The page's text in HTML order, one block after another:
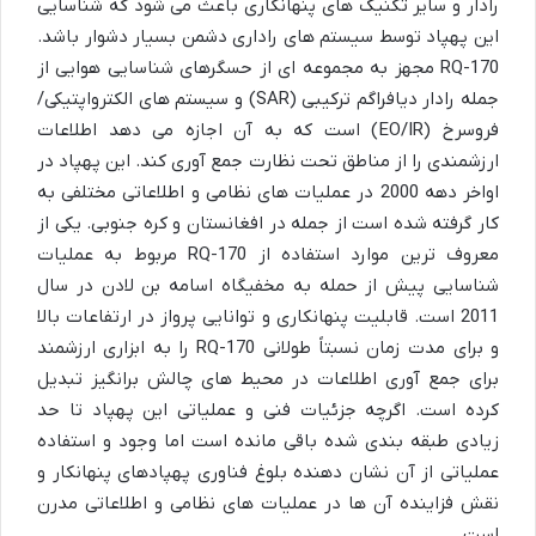
رادار و سایر تکنیک های پنهانکاری باعث می شود که شناسایی
این پهپاد توسط سیستم های راداری دشمن بسیار دشوار باشد.
RQ-170 مجهز به مجموعه ای از حسگرهای شناسایی هوایی از
جمله رادار دیافراگم ترکیبی (SAR) و سیستم های الکترواپتیکی/
فروسرخ (EO/IR) است که به آن اجازه می دهد اطلاعات
ارزشمندی را از مناطق تحت نظارت جمع آوری کند. این پهپاد در
اواخر دهه 2000 در عملیات های نظامی و اطلاعاتی مختلفی به
کار گرفته شده است از جمله در افغانستان و کره جنوبی. یکی از
معروف ترین موارد استفاده از RQ-170 مربوط به عملیات
شناسایی پیش از حمله به مخفیگاه اسامه بن لادن در سال
2011 است. قابلیت پنهانکاری و توانایی پرواز در ارتفاعات بالا
و برای مدت زمان نسبتاً طولانی RQ-170 را به ابزاری ارزشمند
برای جمع آوری اطلاعات در محیط های چالش برانگیز تبدیل
کرده است. اگرچه جزئیات فنی و عملیاتی این پهپاد تا حد
زیادی طبقه بندی شده باقی مانده است اما وجود و استفاده
عملیاتی از آن نشان دهنده بلوغ فناوری پهپادهای پنهانکار و
نقش فزاینده آن ها در عملیات های نظامی و اطلاعاتی مدرن